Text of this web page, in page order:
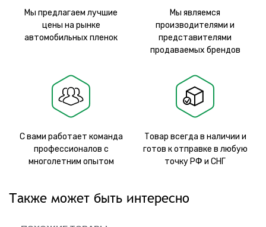
Мы предлагаем лучшие
цены на рынке
автомобильных пленок
Мы являемся
производителями и
представителями
продаваемых брендов
С вами работает команда
профессионалов с
многолетним опытом
Товар всегда в наличии и
готов к отправке в любую
точку РФ и СНГ
Также может быть интересно